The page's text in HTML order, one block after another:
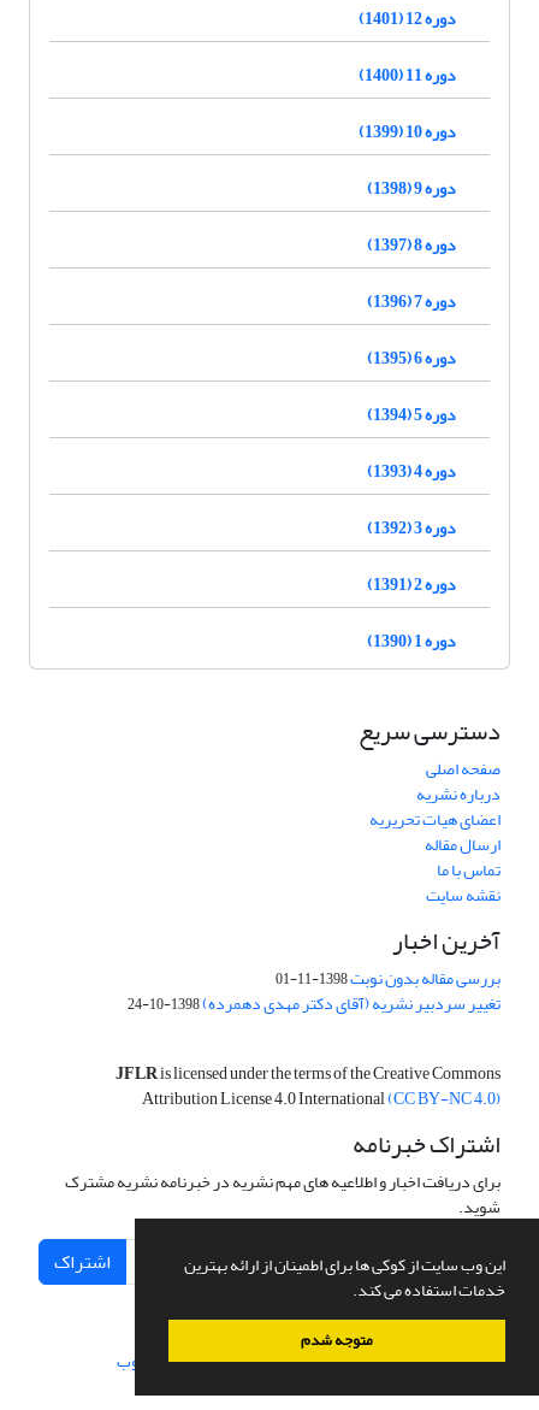
این وب سایت از کوکی ها برای اطمینان از ارائه بهترین
خدمات استفاده می کند.
متوجه شدم
دوره 12 (1401)
دوره 11 (1400)
دوره 10 (1399)
دوره 9 (1398)
دوره 8 (1397)
دوره 7 (1396)
دوره 6 (1395)
دوره 5 (1394)
دوره 4 (1393)
دوره 3 (1392)
دوره 2 (1391)
دوره 1 (1390)
دسترسی سریع
صفحه اصلی
درباره نشریه
اعضای هیات تحریریه
ارسال مقاله
تماس با ما
نقشه سایت
آخرین اخبار
بررسی مقاله بدون نوبت1398-11-01
تغییر سردبیر نشریه (آقای دکتر مهدی دهمرده)1398-10-24
JFLRis licensed under the terms of the Creative Commons
Attribution License 4.0 International(CC BY-NC 4.0)
اشتراک خبرنامه
برای دریافت اخبار و اطلاعیه های مهم نشریه در خبرنامه نشریه مشترک
شوید.
اشتراک
سامانه مدیریت نشریات علمی.طراحی و پیاده سازی از سیناوب